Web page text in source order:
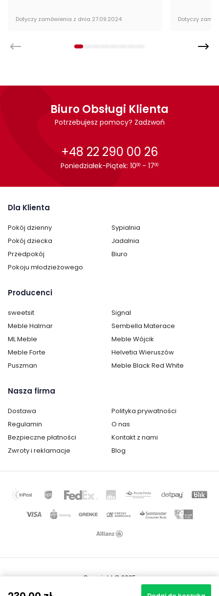
Wysokość siedziska: 46 cm
Głębokość siedziska:
Kolor krzesła: beże i brązy
Pomieszczenie:
Jadalnia
Kuchnia
Salon
Materiał krzesła:
drewniane
tapicerowane
Dotyczy zamówienia z dnia 27.09.2024 Dotyczy
Biuro Obsługi Klienta
Potrzebujesz pomocy? Zadzwoń
+48 22 290 00 26
Poniedziałek-Piątek: 1000 - 1700
Dla Klienta
Pokój dzienny
Sypialnia
Pokój dziecka
Jadalnia
Przedpokój
Biuro
Pokoju młodzieżowego
Producenci
sweetsit
Signal
Meble Halmar
Sembella Materace
ML Meble
Meble Wójcik
Meble Forte
Helvetia Wieruszów
Puszman
Meble Black Red White
Nasza firma
Dostawa
Polityka prywatności
Regulamin
O nas
Bezpieczne płatności
Kontakt z nami
Zwroty i reklamacje
Blog
Copyright © 2025